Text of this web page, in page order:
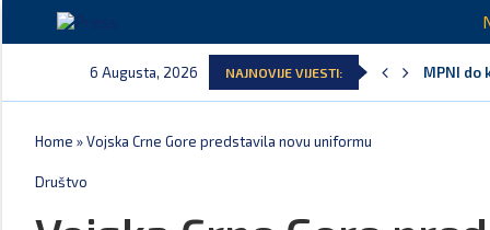
6 Augusta, 2026 NAJNOVIJE VIJESTI:
MPNI do
U
MCP
Andrić:
Spajić:
Home »Vojska Crne Gore predstavila novu uniformu
Društvo